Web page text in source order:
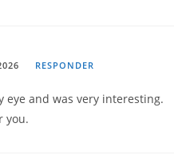
RESPONDER
eye and was very interesting.
you.